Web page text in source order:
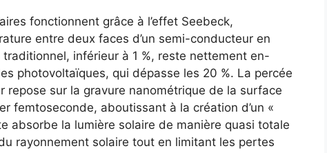
fonctionnent grâce à l’effet Seebeck,
entre deux faces d’un semi-conducteur en
inférieur à 1 %, reste nettement en-
photovoltaïques, qui dépasse les 20 %. La percée
repose sur la gravure nanométrique de la surface
femtoseconde, aboutissant à la création d’un «
absorbe la lumière solaire de manière quasi totale
rayonnement solaire tout en limitant les pertes